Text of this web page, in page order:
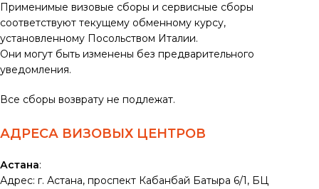
Применимые визовые сборы и сервисные сборы
соответствуют текущему обменному курсу,
установленному Посольством Италии.
Они могут быть изменены без предварительного
уведомления.
Все сборы возврату не подлежат.
АДРЕСА ВИЗОВЫХ ЦЕНТРОВ
Астана:
Адрес: г. Астана, проспект Кабанбай Батыра 6/1, БЦ